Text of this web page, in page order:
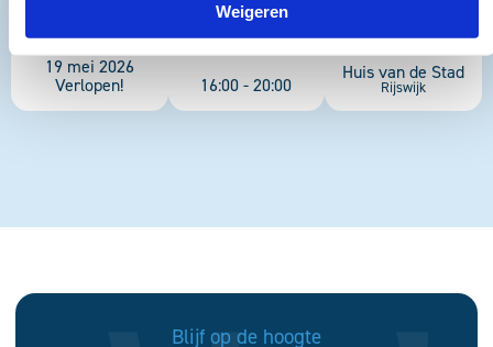
Weigeren
DATUM
19 mei 2026
Verlopen!
TIJD
16:00 - 20:00
LOCATIE
Huis van de Stad
Rijswijk
Blijf op de hoogte